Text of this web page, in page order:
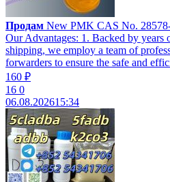
Продам New PMK CAS No.
Our Advantages: 1. Backed by years
shipping, we employ a team of
forwarders to ensure the safe and
160 ₽
16 0
06.08.202615:34